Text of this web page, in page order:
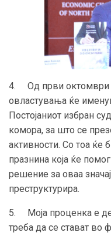
4. Од први октомври
овластувања ќе
Постојаниот избран
комора, за што се
активности. Со тоа ќе
празнина која ќе
решение за оваа
преструктурира.
5. Моја проценка е
треба да се стават во